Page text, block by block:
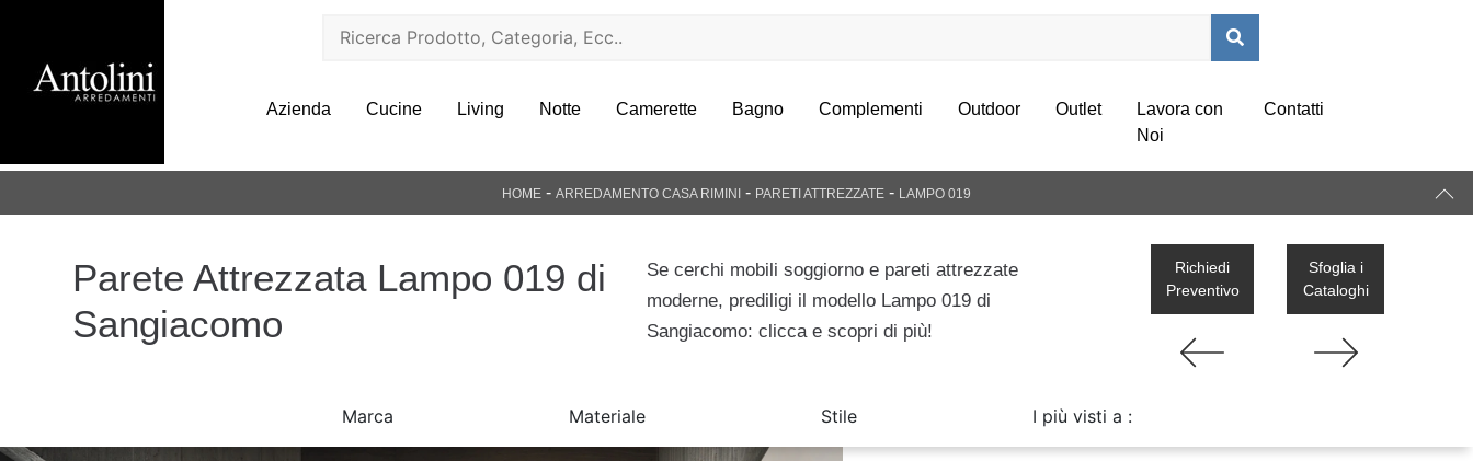
Azienda Cucine Living Notte Camerette Bagno Complementi Outdoor Outlet
Lavora con
Noi
Contatti
HOME - ARREDAMENTO CASA RIMINI - PARETI ATTREZZATE - LAMPO 019
Parete Attrezzata Lampo 019 di
Sangiacomo
Se cerchi mobili soggiorno e pareti attrezzate
moderne, prediligi il modello Lampo 019 di
Sangiacomo: clicca e scopri di più!
Richiedi
Preventivo
Sfoglia i
Cataloghi
Marca Materiale Stile I più visti a :